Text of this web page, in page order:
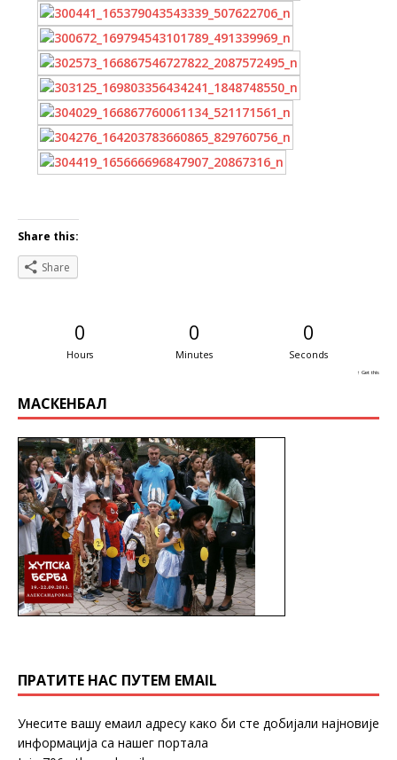
Share this:
Share
0
Hours
0
Minutes
0
Seconds
↑ Get this
МАСКЕНБАЛ
ПРАТИТЕ НАС ПУТЕМ EMAIL
Унесите вашу емаил адресу како би сте добијали најновије
информација са нашег портала